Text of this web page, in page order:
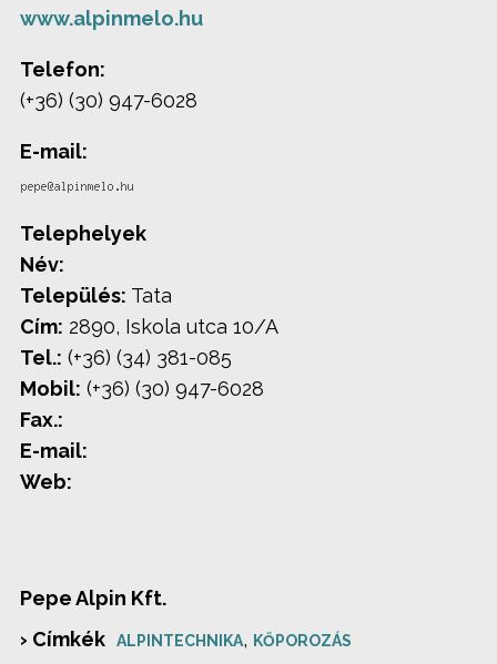
www.alpinmelo.hu
Telefon:
(+36) (30) 947-6028
E-mail:
Telephelyek
Név:
Település: Tata
Cím: 2890, Iskola utca 10/A
Tel.: (+36) (34) 381-085
Mobil: (+36) (30) 947-6028
Fax.:
E-mail:
Web:
Pepe Alpin Kft.
› Címkék
ALPINTECHNIKA, KŐPOROZÁS